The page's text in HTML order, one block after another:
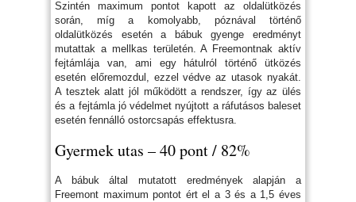
Szintén maximum pontot kapott az oldalütközés
során, míg a komolyabb, póznával történő
oldalütközés esetén a bábuk gyenge eredményt
mutattak a mellkas területén. A Freemontnak aktív
fejtámlája van, ami egy hátulról történő ütközés
esetén előremozdul, ezzel védve az utasok nyakát.
A tesztek alatt jól működött a rendszer, így az ülés
és a fejtámla jó védelmet nyújtott a ráfutásos baleset
esetén fennálló ostorcsapás effektusra.
Gyermek utas – 40 pont / 82%
A bábuk által mutatott eredmények alapján a
Freemont maximum pontot ért el a 3 és a 1,5 éves